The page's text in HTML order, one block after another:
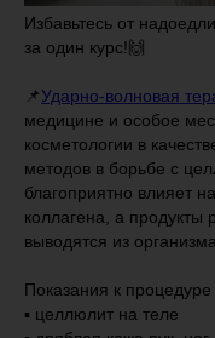
Избавьтесь от
за один курс!🙌
📌Ударно-волновая
медицине и особое
косметологии в
методов в борьбе с
благоприятно влияет
коллагена, а продукты
выводятся из
Показания к процедуре
▪️ целлюлит на теле